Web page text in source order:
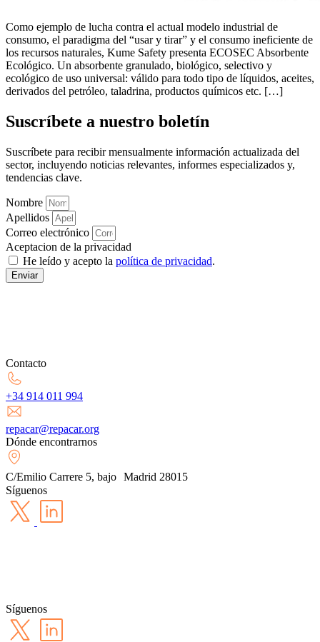
Como ejemplo de lucha contra el actual modelo industrial de
consumo, el paradigma del “usar y tirar” y el consumo ineficiente de
los recursos naturales, Kume Safety presenta ECOSEC Absorbente
Ecológico. Un absorbente granulado, biológico, selectivo y
ecológico de uso universal: válido para todo tipo de líquidos, aceites,
derivados del petróleo, taladrina, productos químicos etc. […]
Suscríbete a nuestro boletín
Suscríbete para recibir mensualmente información actualizada del
sector, incluyendo noticias relevantes, informes especializados y,
tendencias clave.
Nombre
Apellidos
Correo electrónico
Aceptacion de la privacidad
He leído y acepto la política de privacidad.
Enviar
Contacto
+34 914 011 994
repacar@repacar.org
Dónde encontrarnos
C/Emilio Carrere 5, bajo Madrid 28015
Síguenos
Síguenos